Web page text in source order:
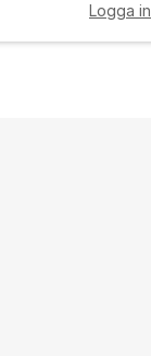
Logga in